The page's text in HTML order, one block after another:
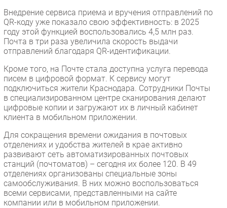
Внедрение сервиса приема и вручения отправлений по
QR-коду уже показало свою эффективность: в 2025
году этой функцией воспользовались 4,5 млн раз.
Почта в три раза увеличила скорость выдачи
отправлений благодаря QR-идентификации.
Кроме того, на Почте стала доступна услуга перевода
писем в цифровой формат. К сервису могут
подключиться жители Краснодара. Сотрудники Почты
в специализированном центре сканирования делают
цифровые копии и загружают их в личный кабинет
клиента в мобильном приложении.
Для сокращения времени ожидания в почтовых
отделениях и удобства жителей в крае активно
развивают сеть автоматизированных почтовых
станций (почтоматов) – сегодня их более 120. В 49
отделениях организованы специальные зоны
самообслуживания. В них можно воспользоваться
всеми сервисами, представленными на сайте
компании или в мобильном приложении.